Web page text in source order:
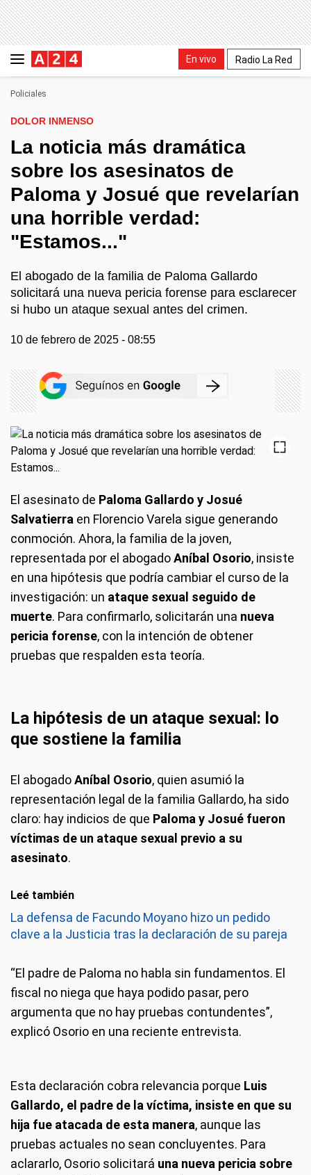
En vivo Radio La Red
Policiales
DOLOR INMENSO
La noticia más dramática
sobre los asesinatos de
Paloma y Josué que revelarían
una horrible verdad:
"Estamos..."
El abogado de la familia de Paloma Gallardo
solicitará una nueva pericia forense para esclarecer
si hubo un ataque sexual antes del crimen.
10 de febrero de 2025 - 08:55
El asesinato de Paloma Gallardo y Josué
Salvatierra en Florencio Varela sigue generando
conmoción. Ahora, la familia de la joven,
representada por el abogadoAníbal Osorio, insiste
en una hipótesis que podría cambiar el curso de la
investigación: un ataque sexual seguido de
muerte. Para confirmarlo, solicitarán una nueva
pericia forense, con la intención de obtener
pruebas que respalden esta teoría.
La hipótesis de un ataque sexual: lo
que sostiene la familia
El abogadoAníbal Osorio, quien asumió la
representación legal de la familia Gallardo, ha sido
claro: hay indicios de que Paloma y Josué fueron
víctimas de un ataque sexual previo a su
asesinato.
Leé también
La defensa de Facundo Moyano hizo un pedido
clave a la Justicia tras la declaración de su pareja
“El padre de Paloma no habla sin fundamentos. El
fiscal no niega que haya podido pasar, pero
argumenta que no hay pruebas contundentes”,
explicó Osorio en una reciente entrevista.
Esta declaración cobra relevancia porque Luis
Gallardo, el padre de la víctima, insiste en que su
hija fue atacada de esta manera, aunque las
pruebas actuales no sean concluyentes. Para
aclararlo, Osorio solicitará una nueva pericia sobre